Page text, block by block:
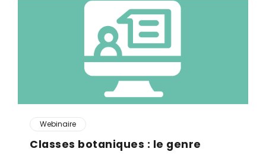
Webinaire
Classes botaniques : le genre